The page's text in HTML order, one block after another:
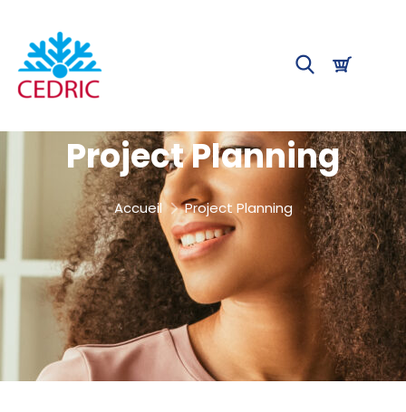
Project Planning
Accueil Project Planning